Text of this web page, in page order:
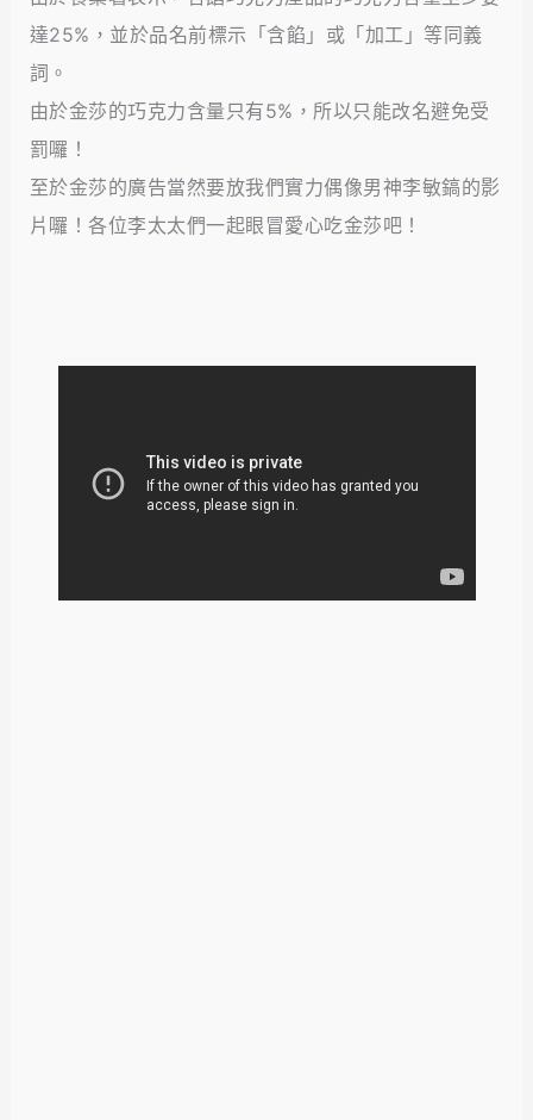
達25%，並於品名前標示「含餡」或「加工」等同義
詞。
由於金莎的巧克力含量只有5%，所以只能改名避免受
罰囉！
至於金莎的廣告當然要放我們實力偶像男神李敏鎬的影
片囉！各位李太太們一起眼冒愛心吃金莎吧！